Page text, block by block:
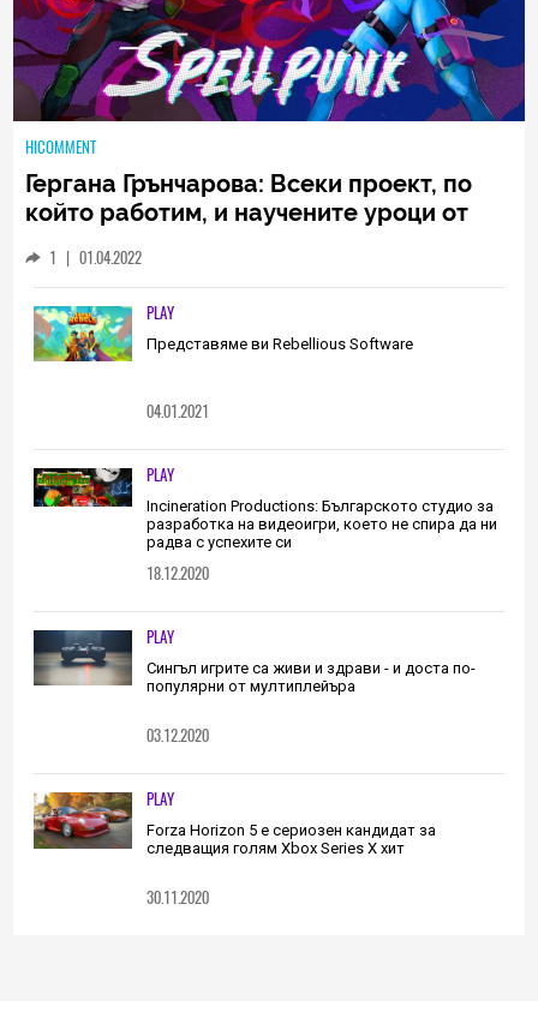
HICOMMENT
Гергана Грънчарова: Всеки проект, по
който работим, и научените уроци от
трябва да извървим като екип
1 | 01.04.2022
PLAY
Представяме ви Rebellious Software
04.01.2021
PLAY
Incineration Productions: Българското студио за
разработка на видеоигри, което не спира да ни
радва с успехите си
18.12.2020
PLAY
Сингъл игрите са живи и здрави - и доста по-
популярни от мултиплейъра
03.12.2020
PLAY
Forza Horizon 5 е сериозен кандидат за
следващия голям Xbox Series X хит
30.11.2020